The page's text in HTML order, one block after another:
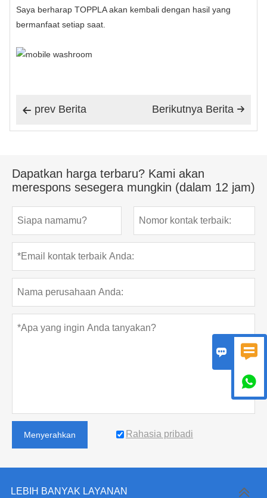
Saya berharap TOPPLA akan kembali dengan hasil yang
bermanfaat setiap saat.
 prev Berita 
Berikutnya Berita
Dapatkan harga terbaru? Kami akan
merespons sesegera mungkin (dalam 12 jam)
Menyerahkan Rahasia pribadi
LEBIH BANYAK LAYANAN
 
